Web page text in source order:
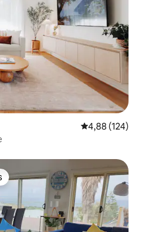
Note
4,88 (124)
les plus aimés